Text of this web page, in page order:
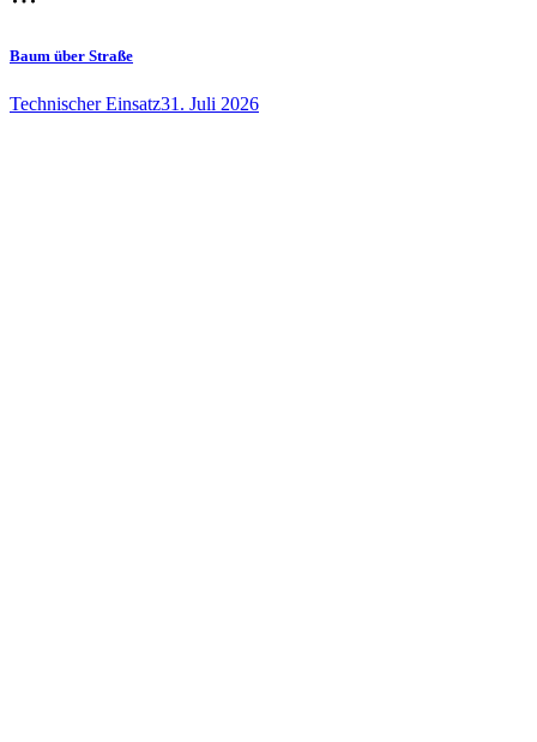
Baum über Straße
Technischer Einsatz31. Juli 2026